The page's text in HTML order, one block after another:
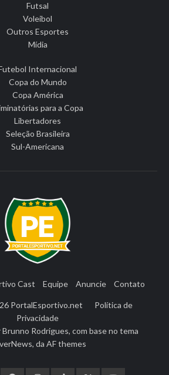
Futsal
Voleibol
Outros Esportes
Mídia
Internacional
Copa do Mundo
Copa América
para a Copa
Libertadores
Seleção Brasileira
Sul-Americana
Cast Equipe Anuncie Contato
PortalEsportivo.net
Política de
Privacidade
Brunno Rodrigues, com base no tema
, da AF themes